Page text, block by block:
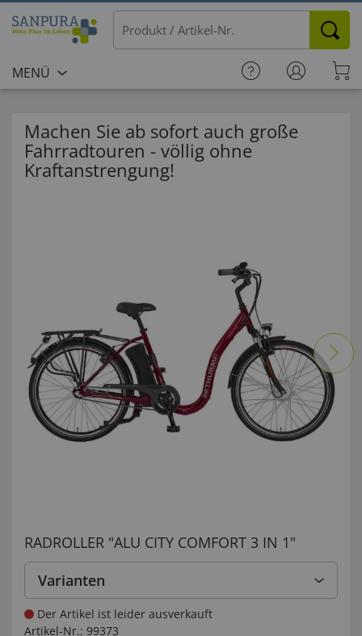
MENÜ
Machen Sie ab sofort auch große
Fahrradtouren - völlig ohne
Kraftanstrengung!
RADROLLER "ALU CITY COMFORT 3 IN 1"
Varianten
Der Artikel ist leider ausverkauft
Artikel-Nr.: 99373